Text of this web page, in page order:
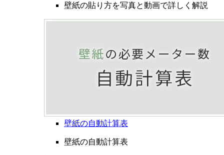
壁紙の貼り方を写真と動画で詳しく解説
壁紙の自動計算表
壁紙の自動計算表